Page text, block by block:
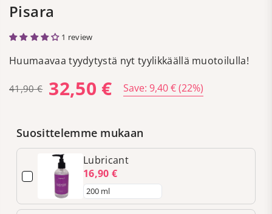
Pisara
1 review
Huumaavaa tyydytystä nyt tyylikkäällä muotoilulla!
Regular
41,90 € 32,50 € Save: 9,40 € (22%)
Suosittelemme mukaan
Lubricant
16,90 €